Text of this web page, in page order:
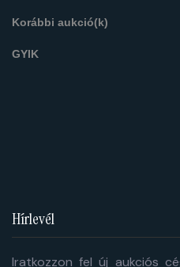
Korábbi aukció(k)
GYIK
Hírlevél
Iratkozzon fel új aukciós